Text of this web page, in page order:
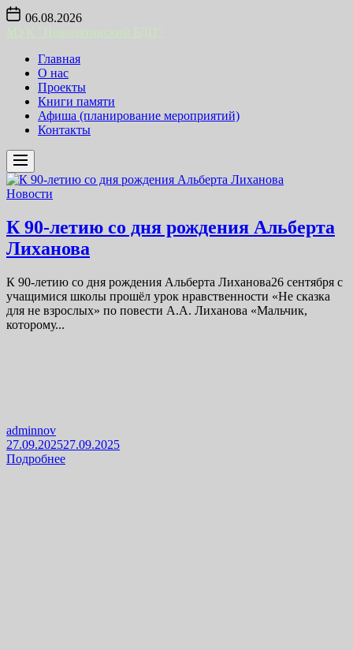
Skip
content
06.08.2026
Главная
О нас
Проекты
Книги памяти
Афиша (планирование мероприятий)
Контакты
Новости
К 90-летию со дня рождения Альберта
Лиханова
К 90-летию со дня рождения Альберта Лиханова26 сентября с
учащимися школы прошёл урок нравственности «Не сказка
для не взрослых» по повести А.А. Лиханова «Мальчик,
которому...
adminnov
27.09.202527.09.2025
Подробнее